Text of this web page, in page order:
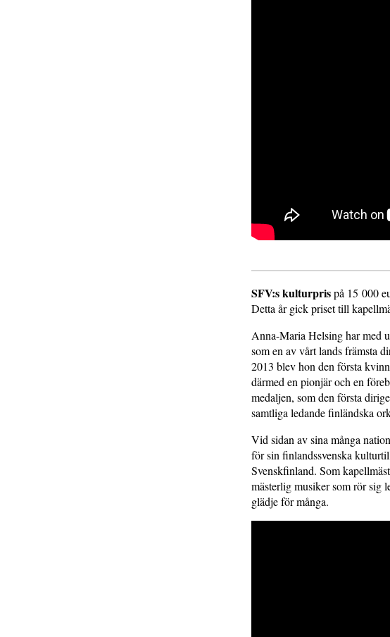
SFV:s kulturprispå 15 000
Detta år gick priset till
Anna-Maria Helsing har med
som en av vårt lands främsta
2013 blev hon den första
därmed en pionjär och en
medaljen, som den första
samtliga ledande finländska
Vid sidan av sina många
för sin finlandssvenska
Svenskfinland. Som
mästerlig musiker som rör sig
glädje för många.